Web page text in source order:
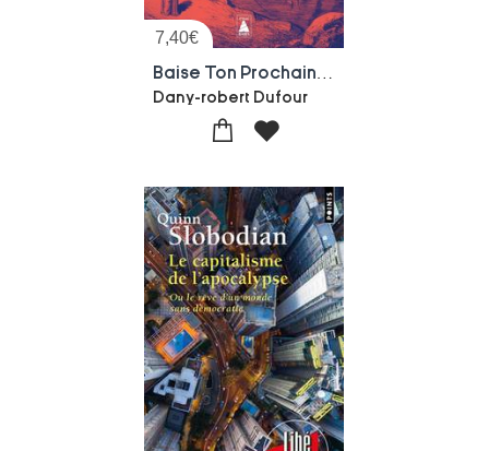
7,40€
Dany-robert Dufour